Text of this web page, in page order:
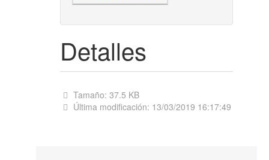
Detalles
Tamaño: 37.5 KB
Última modificación: 13/03/2019 16:17:49